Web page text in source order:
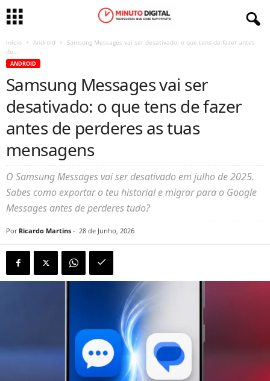
Início Android
Samsung Messages vai ser desativado: o que tens de fazer antes
de...
ANDROID
Samsung Messages vai ser
desativado: o que tens de fazer
antes de perderes as tuas
mensagens
O Samsung Messages vai ser desativado em julho de 2025.
Sabes como exportar o teu historial e migrar para o Google
Messages antes de perderes tudo?
Por Ricardo Martins - 28 de Junho, 2026